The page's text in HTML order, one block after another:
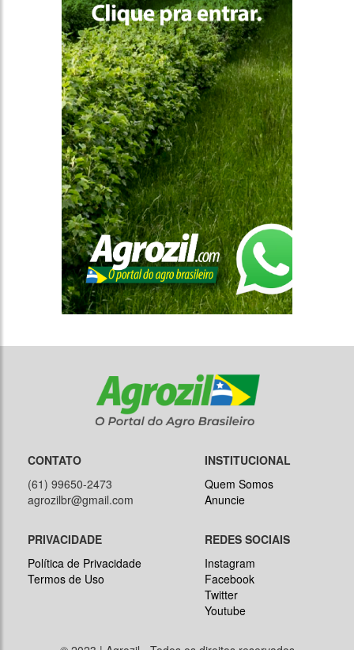
CONTATO
(61) 99650-2473
agrozilbr@gmail.com
INSTITUCIONAL
Quem Somos
Anuncie
PRIVACIDADE
Política de Privacidade
Termos de Uso
REDES SOCIAIS
Instagram
Facebook
Twitter
Youtube